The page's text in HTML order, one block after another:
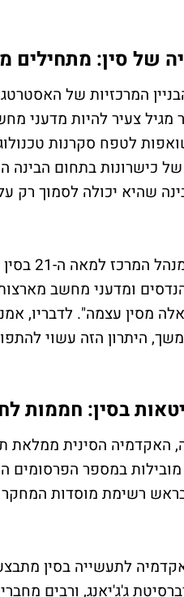
של סין: מתחילים
המרכזיות של
מגיל צעיר להיות מדעני
לטפח סקרנות
כישרונות בתחום הבינה
שהיא יכולה לסמוך רק
ומדעני מחשב
מסין עצמה". לדבריו,
היתרון הזה עשוי
בסין: חממות
האקדמיה הסינית ממלאת
רשימת מוסדות המחקר
ג'ג'יאנג, ורבים